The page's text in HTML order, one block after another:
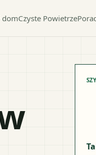
domCzyste Powietrze